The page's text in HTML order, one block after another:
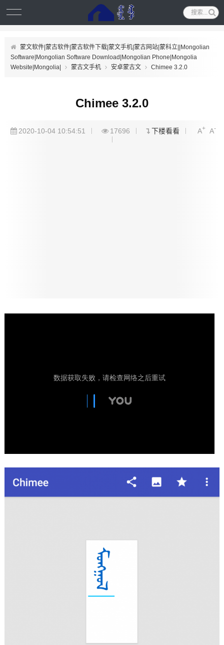
蒙文软件|蒙古软件|蒙古软件下载|蒙文手机|蒙古网站|蒙科立||Mongolian
Software|Mongolian Software Download|Mongolian Phone|Mongolia
Website|Mongolia|
蒙古文手机 安卓蒙古文 Chimee 3.2.0
Chimee 3.2.0
2020-10-04 10:54:51 17696 下楼看看 A+ A-